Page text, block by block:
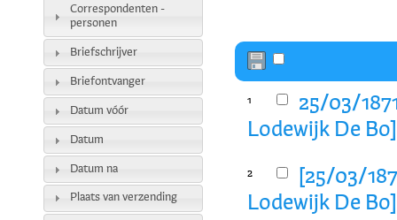
1
25/03/
Lodewijk De Bo]
2
[25/03/
Lodewijk De Bo]
Correspondenten -
personen
Briefschrijver
Briefontvanger
Datum vóór
Datum
Datum na
Plaats van verzending